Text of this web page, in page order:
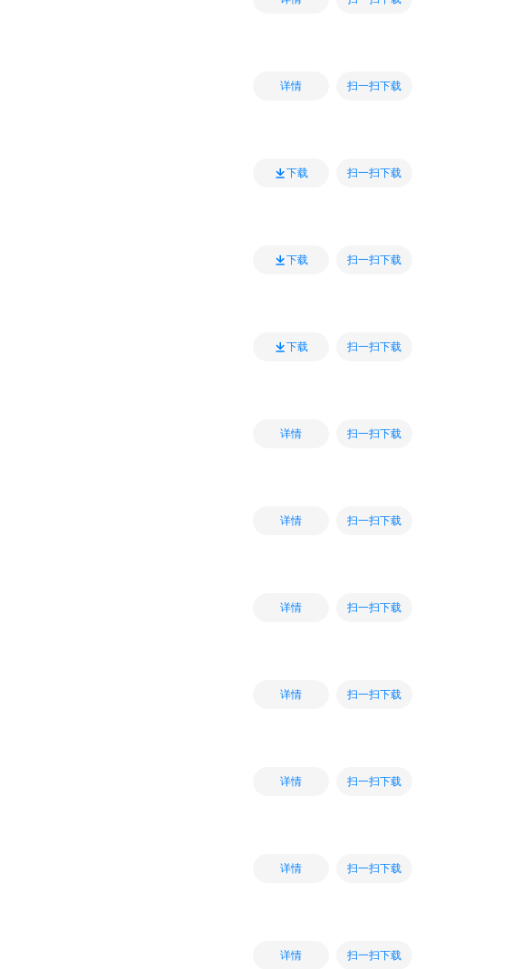
详情 扫一扫下载
下载 扫一扫下载
下载 扫一扫下载
下载 扫一扫下载
详情 扫一扫下载
详情 扫一扫下载
详情 扫一扫下载
详情 扫一扫下载
详情 扫一扫下载
详情 扫一扫下载
详情 扫一扫下载